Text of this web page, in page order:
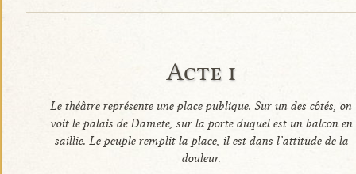
Acte i
Le théâtre représente une place publique. Sur un des côtés, on
voit le palais de Damete, sur la porte duquel est un balcon en
saillie. Le peuple remplit la place, il est dans l’attitude de la
douleur.